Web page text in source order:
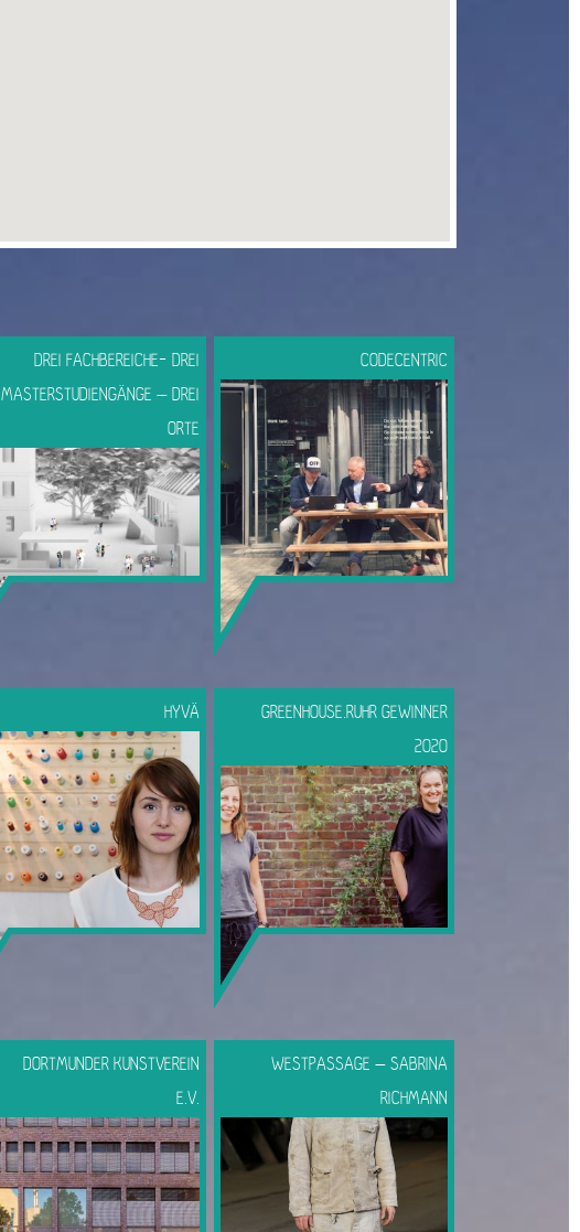
DREI FACHBEREICHE- DREI
MASTERSTUDIENGÄNGE – DREI
ORTE
CODECENTRIC
HYVÄ
GREENHOUSE.RUHR GEWINNER
2020
DORTMUNDER KUNSTVEREIN
E.V.
WESTPASSAGE – SABRINA
RICHMANN